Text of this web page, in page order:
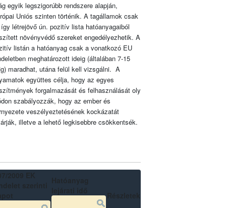
egyik legszigorúbb rendszere alapján,
Uniós szinten történik. A tagállamok csak
létrejövő ún. pozitív lista hatóanyagaiból
növényvédő szereket engedélyezhetik. A
listán a hatóanyag csak a vonatkozó EU
meghatározott ideig (általában 7-15
maradhat, utána felül kell vizsgálni. A
együttes célja, hogy az egyes
forgalmazását és felhasználását oly
szabályozzák, hogy az ember és
veszélyeztetésének kockázatát
illetve a lehető legkisebbre csökkentsék.